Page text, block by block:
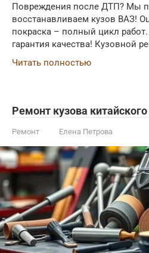
Повреждения после ДТП? Мы
восстанавливаем кузов ВАЗ!
покраска – полный цикл
гарантия качества! Кузовной
Читать полностью
Ремонт кузова
Ремонт Елена Петрова